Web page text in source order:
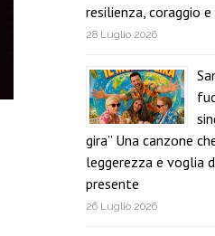
resilienza, coraggio
28 Luglio 2026
gira” Una canzone
leggerezza e voglia
presente
26 Luglio 2026